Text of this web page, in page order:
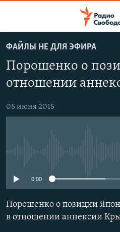
упрощенного
доступа
Вернуться
содержанию
Вернутся
поиску
ПРОГРАММЫ
ПОДКАСТЫ
АВТОРСКИЕ ПРОЕКТЫ
ЦИТАТЫ СВОБОДЫ
КАВКАЗ.РЕАЛИИ
СЕВЕР.РЕАЛИИ
СИБИРЬ.РЕАЛИИ
ФАЙЛЫ НЕ ДЛЯ ЭФИРА
Порошенко о
отношении
05 июня 2015
0:00
Порошенко о позиции
в отношении аннексии